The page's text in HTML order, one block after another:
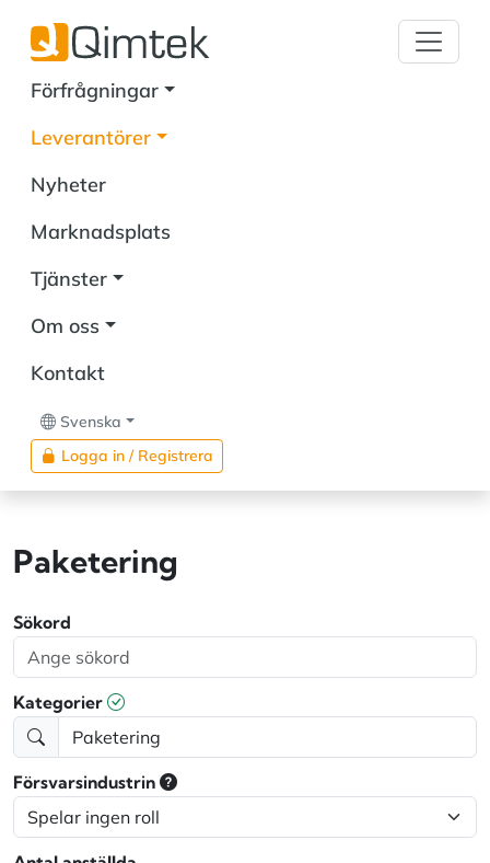
Förfrågningar
Leverantörer
Nyheter
Marknadsplats
Tjänster
Om oss
Kontakt
Svenska
Logga in / Registrera
Paketering
Sökord
Kategorier
Försvarsindustrin